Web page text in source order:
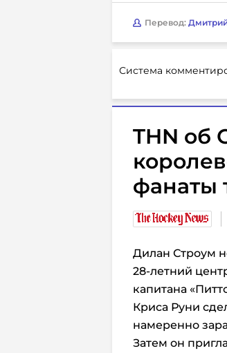
Перевод:
Система
THN об
фанаты
Дилан Строум
28-летний
капитана
Криса Руни
намеренно
Затем он